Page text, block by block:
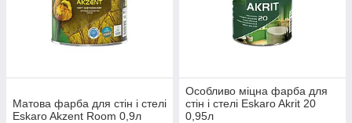
Матова фарба для стін і стелі
Eskaro Akzent Room 0,9л
Особливо міцна фарба для
стін і стелі Eskaro Akrit 20
0,95л